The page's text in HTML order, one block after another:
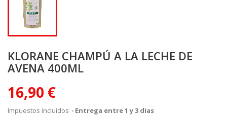
KLORANE CHAMPÚ A LA LECHE DE
AVENA 400ML
16,90 €
Impuestos incluidos Entrega entre 1 y 3 dias